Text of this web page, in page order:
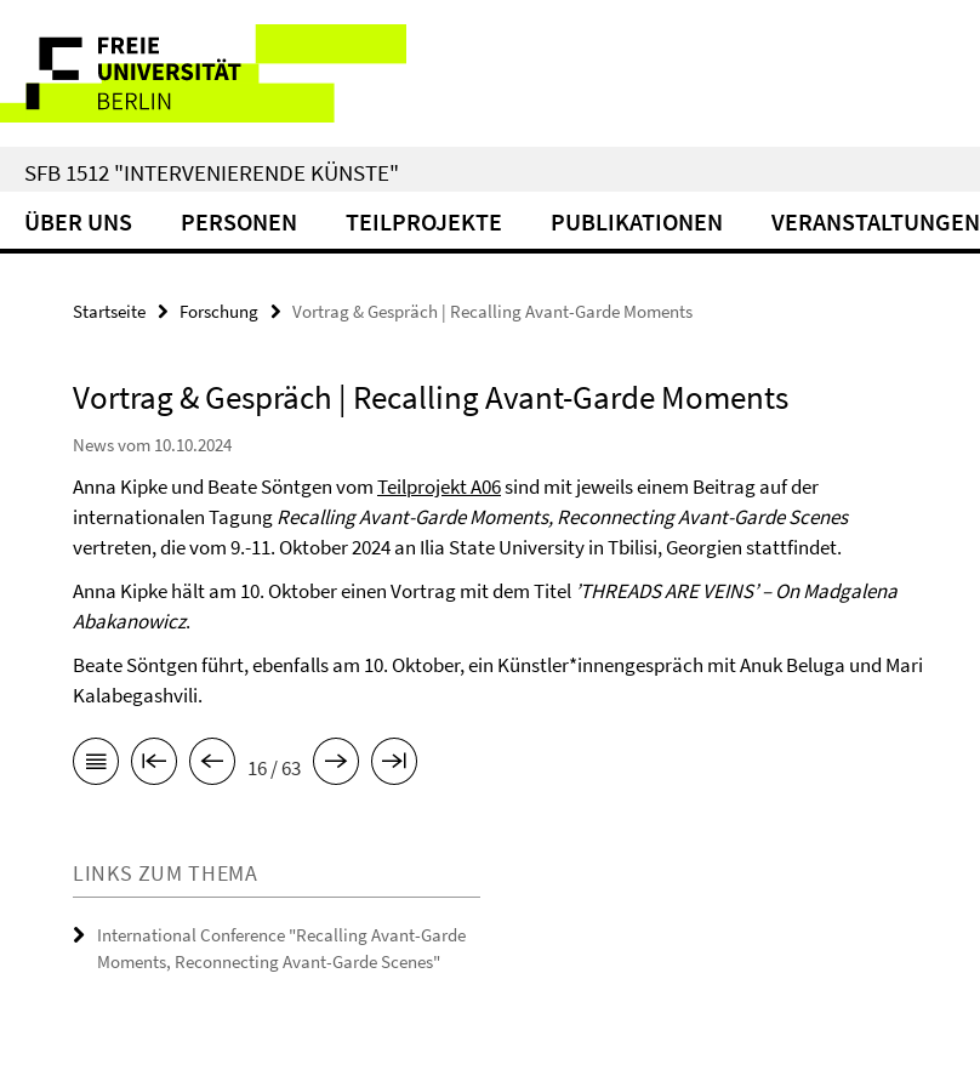
direkt
Inhalt
Service-
Navigation
SFB 1512 "INTERVENIERENDE KÜNSTE"
ÜBER UNS PERSONEN TEILPROJEKTE PUBLIKATIONEN VERANSTALTUNGEN
Startseite Forschung Vortrag & Gespräch | Recalling Avant-Garde Moments
Vortrag & Gespräch | Recalling Avant-Garde Moments
News vom 10.10.2024
Anna Kipke und Beate Söntgen vomTeilprojekt A06sind mit jeweils einem Beitrag auf der
internationalen TagungRecalling Avant-Garde Moments, Reconnecting Avant-Garde Scenes
vertreten, die vom 9.-11. Oktober 2024 an Ilia State University in Tbilisi, Georgien stattfindet.
Anna Kipke hält am 10. Oktober einen Vortrag mit dem Titel ’THREADS ARE VEINS’ – On Madgalena
Abakanowicz.
Beate Söntgen führt, ebenfalls am 10. Oktober, ein Künstler*innengespräch mit Anuk Beluga und Mari
Kalabegashvili.
16 / 63
LINKS ZUM THEMA
International Conference "Recalling Avant-Garde
Moments, Reconnecting Avant-Garde Scenes"